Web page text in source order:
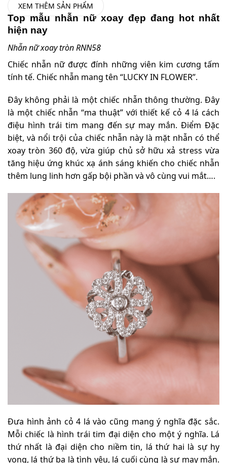
XEM THÊM SẢN PHẨM
Top mẫu nhẫn nữ xoay đẹp đang hot nhất
hiện nay
Nhẫn nữ xoay tròn RNN58
Chiếc nhẫn nữ được đính những viên kim cương tấm
tính tế. Chiếc nhẫn mang tên “LUCKY IN FLOWER”.
Đây không phải là một chiếc nhẫn thông thường. Đây
là một chiếc nhẫn “ma thuật” với thiết kế cỏ 4 lá cách
điệu hình trái tim mang đến sự may mắn. Điểm Đặc
biệt, và nổi trội của chiếc nhẫn này là mặt nhẫn có thể
xoay tròn 360 độ, vừa giúp chủ sở hữu xả stress vừa
tăng hiệu ứng khúc xạ ánh sáng khiến cho chiếc nhẫn
thêm lung linh hơn gấp bội phần và vô cùng vui mắt….
Đưa hình ảnh cỏ 4 lá vào cũng mang ý nghĩa đặc sắc.
Mỗi chiếc là hình trái tim đại diện cho một ý nghĩa. Lá
thứ nhất là đại diện cho niềm tin, lá thứ hai là sự hy
vọng, lá thứ ba là tình yêu, lá cuối cùng là sự may mắn.